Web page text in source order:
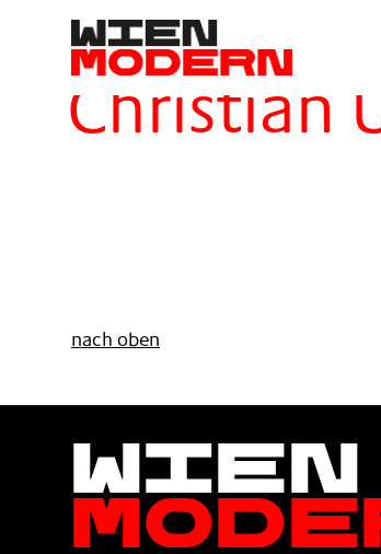
springenFilter
Christian
nach oben
Wien